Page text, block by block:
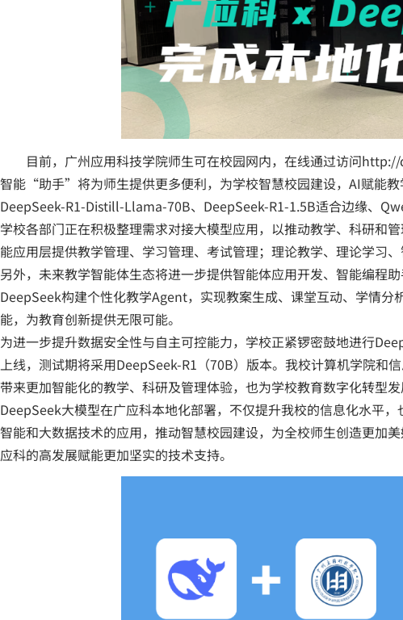
目前，广州应用科技学院师生可在校园网内，在线通过访问
智能“助手”将为师生提供更多便利，为学校智慧校园建设，AI赋能
DeepSeek-R1-Distill-Llama-70B、DeepSeek-R1-1.5B适合边缘、
学校各部门正在积极整理需求对接大模型应用，以推动教学、科研和
能应用层提供教学管理、学习管理、考试管理；理论教学、理论学习
另外，未来教学智能体生态将进一步提供智能体应用开发、智能编程
DeepSeek构建个性化教学Agent，实现教案生成、课堂互动、学情
能，为教育创新提供无限可能。
为进一步提升数据安全性与自主可控能力，学校正紧锣密鼓地进行
上线，测试期将采用DeepSeek-R1（70B）版本。我校计算机学院和
带来更加智能化的教学、科研及管理体验，也为学校教育数字化转型发
DeepSeek大模型在广应科本地化部署，不仅提升我校的信息化水平
智能和大数据技术的应用，推动智慧校园建设，为全校师生创造更加
应科的高发展赋能更加坚实的技术支持。